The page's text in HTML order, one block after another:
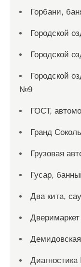
Горбани,
Городской
Городской
Городской
№9
ГОСТ,
Гранд
Грузовая
Гусар,
Два кита,
Дверимаркет